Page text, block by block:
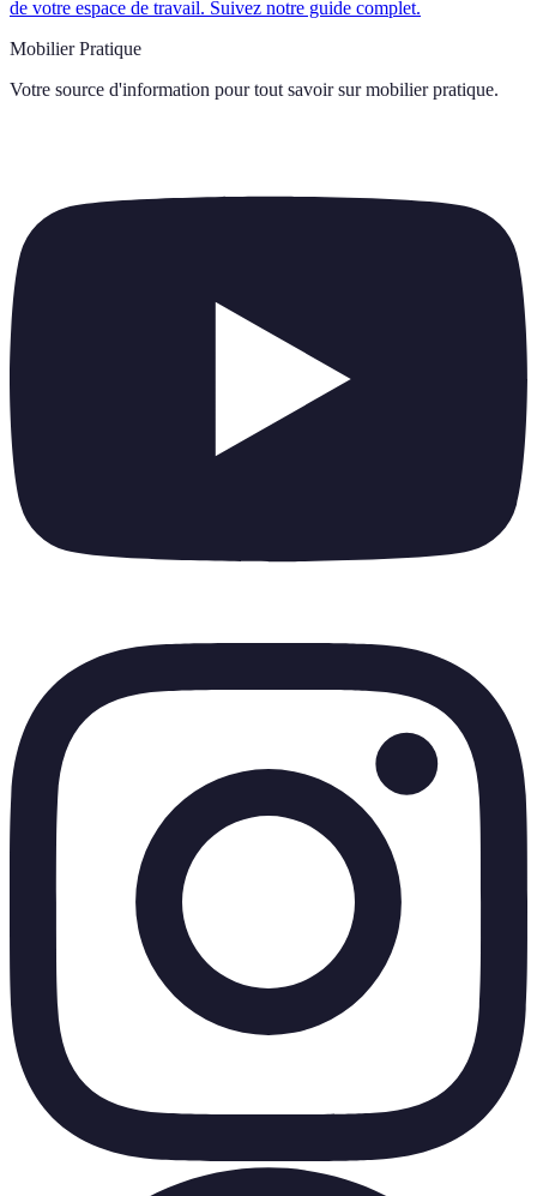
de votre espace de travail. Suivez notre guide complet.
Mobilier Pratique
Votre source d'information pour tout savoir sur mobilier pratique.